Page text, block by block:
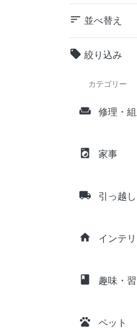
sort 並べ替え
local_offer 絞り込み
カテゴリー
weekend 修理・
local_laundry_service 家事
local_shipping 引っ越し
home インテ
class 趣味・
pets ペット